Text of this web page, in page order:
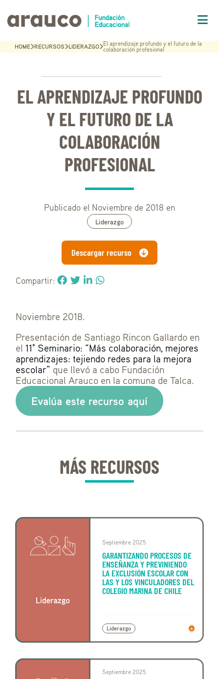
HOME RECURSOS LIDERAZGO El aprendizaje profundo y el futuro de la
colaboración profesional
EL APRENDIZAJE PROFUNDO
Y EL FUTURO DE LA
COLABORACIÓN
PROFESIONAL
Publicado el Noviembre de 2018 en
Liderazgo
Descargar recurso
Compartir:
Noviembre 2018.
Presentación de Santiago Rincon Gallardo en
el 11° Seminario: “Más colaboración, mejores
aprendizajes: tejiendo redes para la mejora
escolar” que llevó a cabo Fundación
Educacional Arauco en la comuna de Talca.
Evalúa este recurso aquí
MÁS RECURSOS
Septiembre 2025
GARANTIZANDO PROCESOS DE
ENSEÑANZA Y PREVINIENDO
LA EXCLUSIÓN ESCOLAR CON
LAS Y LOS VINCULADORES DEL
COLEGIO MARINA DE CHILE
Liderazgo
Septiembre 2025